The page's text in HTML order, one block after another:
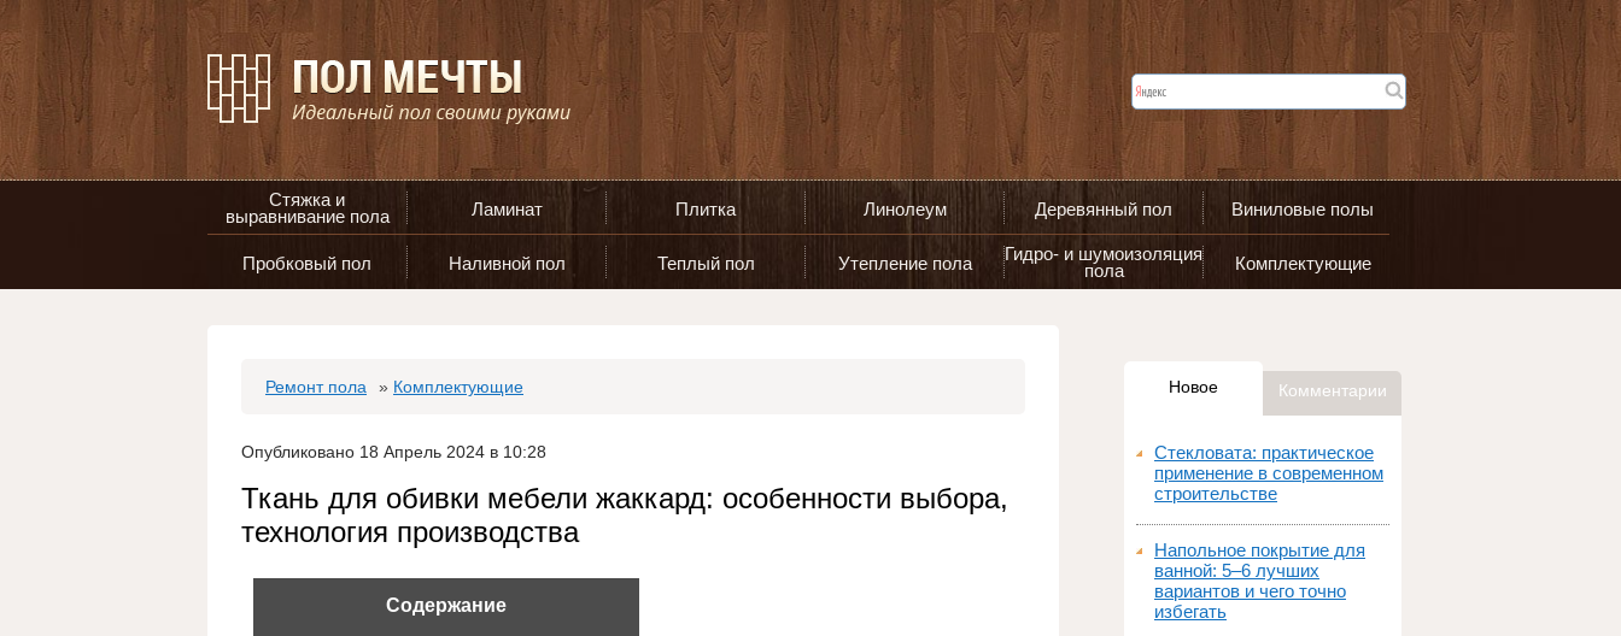
Стяжка и
выравнивание пола
Ламинат Плитка Линолеум Деревянный пол Виниловые полы
Пробковый пол Наливной пол Теплый пол Утепление пола
Гидро- и шумоизоляция
пола
Комплектующие
Ремонт пола » Комплектующие
Опубликовано 18 Апрель 2024 в 10:28
Ткань для обивки мебели жаккард: особенности выбора,
технология производства
Содержание
Новое Комментарии
Стекловата: практическое
применение в современном
строительстве
Напольное покрытие для
ванной: 5–6 лучших
вариантов и чего точно
избегать